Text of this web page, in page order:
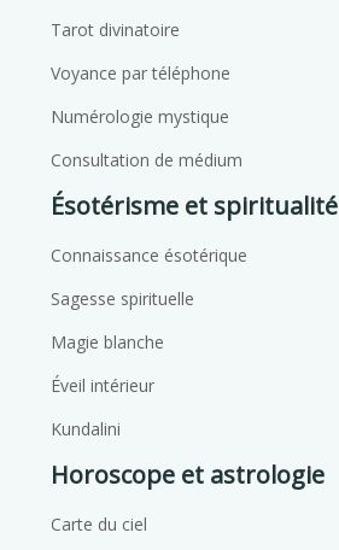
Tarot divinatoire
Voyance par téléphone
Numérologie mystique
Consultation de médium
Ésotérisme et spiritualité
Connaissance ésotérique
Sagesse spirituelle
Magie blanche
Éveil intérieur
Kundalini
Horoscope et astrologie
Carte du ciel